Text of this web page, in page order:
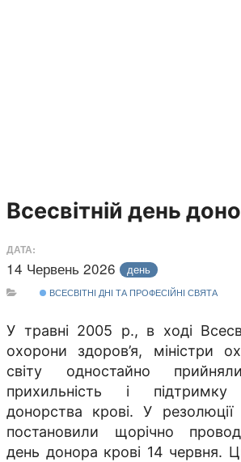
Всесвітній день
ДАТА:
14 Червень 2026 день
ВСЕСВІТНІ ДНІ ТА ПРОФЕСІЙНІ СВЯТА
У травні 2005 р., в ході
охорони здоров’я, міністри
світу одностайно
прихильність і підтримку
донорства крові. У резолюції
постановили щорічно
день донора крові 14 червня.